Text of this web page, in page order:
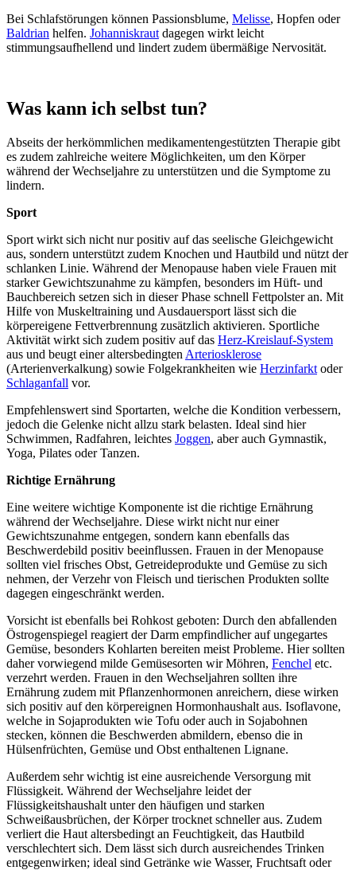
Bei Schlafstörungen können Passionsblume, Melisse, Hopfen oder
Baldrian helfen. Johanniskraut dagegen wirkt leicht
stimmungsaufhellend und lindert zudem übermäßige Nervosität.
Was kann ich selbst tun?
Abseits der herkömmlichen medikamentengestützten Therapie gibt
es zudem zahlreiche weitere Möglichkeiten, um den Körper
während der Wechseljahre zu unterstützen und die Symptome zu
lindern.
Sport
Sport wirkt sich nicht nur positiv auf das seelische Gleichgewicht
aus, sondern unterstützt zudem Knochen und Hautbild und nützt der
schlanken Linie. Während der Menopause haben viele Frauen mit
starker Gewichtszunahme zu kämpfen, besonders im Hüft- und
Bauchbereich setzen sich in dieser Phase schnell Fettpolster an. Mit
Hilfe von Muskeltraining und Ausdauersport lässt sich die
körpereigene Fettverbrennung zusätzlich aktivieren. Sportliche
Aktivität wirkt sich zudem positiv auf das Herz-Kreislauf-System
aus und beugt einer altersbedingten Arteriosklerose
(Arterienverkalkung) sowie Folgekrankheiten wie Herzinfarkt oder
Schlaganfall vor.
Empfehlenswert sind Sportarten, welche die Kondition verbessern,
jedoch die Gelenke nicht allzu stark belasten. Ideal sind hier
Schwimmen, Radfahren, leichtes Joggen, aber auch Gymnastik,
Yoga, Pilates oder Tanzen.
Richtige Ernährung
Eine weitere wichtige Komponente ist die richtige Ernährung
während der Wechseljahre. Diese wirkt nicht nur einer
Gewichtszunahme entgegen, sondern kann ebenfalls das
Beschwerdebild positiv beeinflussen. Frauen in der Menopause
sollten viel frisches Obst, Getreideprodukte und Gemüse zu sich
nehmen, der Verzehr von Fleisch und tierischen Produkten sollte
dagegen eingeschränkt werden.
Vorsicht ist ebenfalls bei Rohkost geboten: Durch den abfallenden
Östrogenspiegel reagiert der Darm empfindlicher auf ungegartes
Gemüse, besonders Kohlarten bereiten meist Probleme. Hier sollten
daher vorwiegend milde Gemüsesorten wir Möhren, Fenchel etc.
verzehrt werden. Frauen in den Wechseljahren sollten ihre
Ernährung zudem mit Pflanzenhormonen anreichern, diese wirken
sich positiv auf den körpereignen Hormonhaushalt aus. Isoflavone,
welche in Sojaprodukten wie Tofu oder auch in Sojabohnen
stecken, können die Beschwerden abmildern, ebenso die in
Hülsenfrüchten, Gemüse und Obst enthaltenen Lignane.
Außerdem sehr wichtig ist eine ausreichende Versorgung mit
Flüssigkeit. Während der Wechseljahre leidet der
Flüssigkeitshaushalt unter den häufigen und starken
Schweißausbrüchen, der Körper trocknet schneller aus. Zudem
verliert die Haut altersbedingt an Feuchtigkeit, das Hautbild
verschlechtert sich. Dem lässt sich durch ausreichendes Trinken
entgegenwirken; ideal sind Getränke wie Wasser, Fruchtsaft oder